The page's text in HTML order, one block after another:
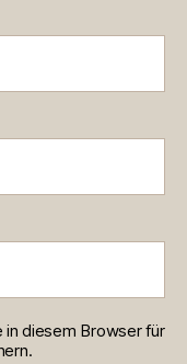
diesem Browser für